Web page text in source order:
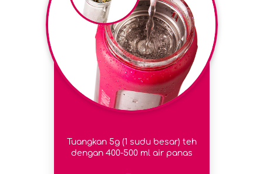
Tuangkan 5g (1 sudu besar) teh
dengan 400-500 ml air panas